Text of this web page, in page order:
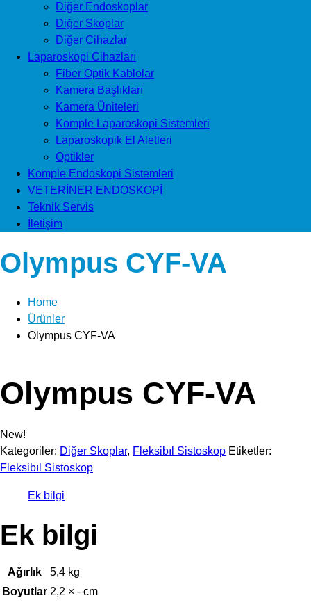
Diğer Endoskoplar
Diğer Skoplar
Diğer Cihazlar
Laparoskopi Cihazları
Fiber Optik Kablolar
Kamera Başlıkları
Kamera Üniteleri
Komple Laparoskopi Sistemleri
Laparoskopik El Aletleri
Optikler
Komple Endoskopi Sistemleri
VETERİNER ENDOSKOPİ
Teknik Servis
İletişim
Olympus CYF-VA
Home
Ürünler
Olympus CYF-VA
Olympus CYF-VA
New!
Kategoriler: Diğer Skoplar, Fleksibıl Sistoskop Etiketler:
Fleksibıl Sistoskop
Ek bilgi
Ek bilgi
Ağırlık
5,4 kg
Boyutlar 2,2 × - cm